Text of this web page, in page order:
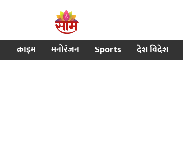
क्राइम मनोरंजन Sports देश विदेश